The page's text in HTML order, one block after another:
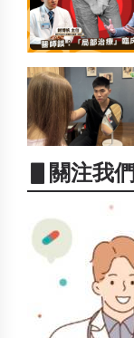
▋關注我們